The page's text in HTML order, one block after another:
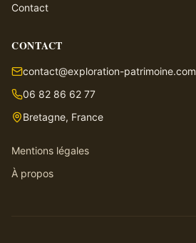
Contact
CONTACT
contact@exploration-patrimoine.com
06 82 86 62 77
Bretagne, France
Mentions légales
À propos